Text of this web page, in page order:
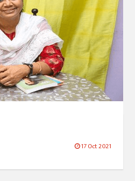
17 Oct 2021